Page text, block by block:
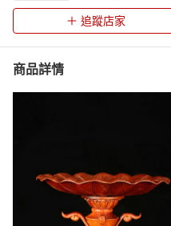
追蹤店家
商品詳情